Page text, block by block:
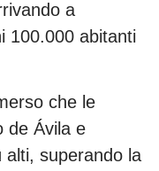
a
100.000 abitanti
che le
de Ávila e
alti, superando la